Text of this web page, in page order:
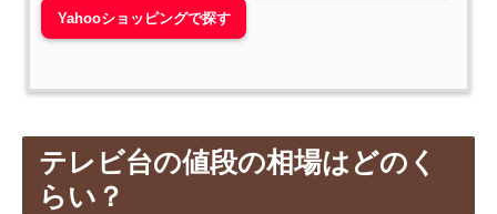
Yahooショッピングで探す
テレビ台の値段の相場はどのく
らい？